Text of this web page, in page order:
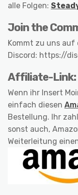
alle Folgen:
Join the
Kommt zu uns
Discord: https://
Affiliate-Link:
Wenn ihr Insert
einfach diesen
Bestellung. Ihr
sonst auch,
Weiterleitung